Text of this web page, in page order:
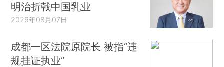
明治折戟中国乳业
2026年08月07日
成都一区法院原院长 被指“违
规挂证执业”